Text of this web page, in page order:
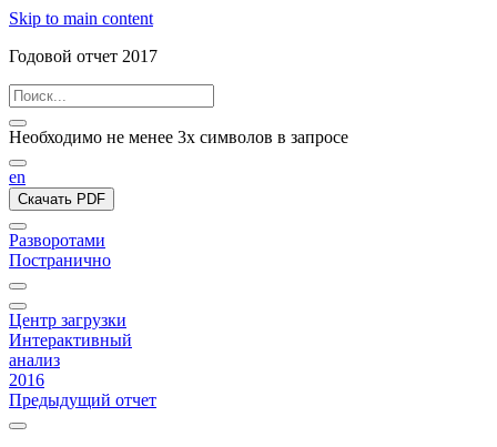
Skip to main content
Годовой отчет 2017
Необходимо не менее 3х символов в запросе
en
Скачать PDF
Разворотами
Постранично
Центр загрузки
Интерактивный
анализ
2016
Предыдущий отчет